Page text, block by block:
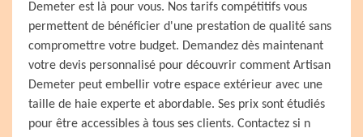
Demeter est là pour vous. Nos tarifs compétitifs vous
permettent de bénéficier d'une prestation de qualité sans
compromettre votre budget. Demandez dès maintenant
votre devis personnalisé pour découvrir comment Artisan
Demeter peut embellir votre espace extérieur avec une
taille de haie experte et abordable. Ses prix sont étudiés
pour être accessibles à tous ses clients. Contactez si n